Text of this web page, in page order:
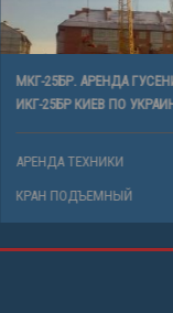
КИЕВ
МКГ-
ИКГ-
АРЕНДА
КРАН